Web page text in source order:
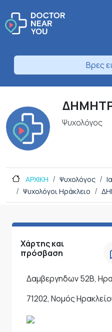
Βρες
Ψυχολόγος
ΑΡΧΙΚΗ Ψυχολόγος
Ψυχολόγοι Ηράκλειο
Χάρτης και
πρόσβαση
Δαμβεργηδων 52Β,
71202, Νομός